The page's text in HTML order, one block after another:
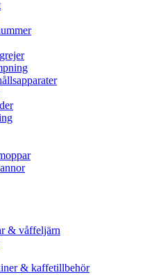
& våffeljärn
& kaffetillbehör